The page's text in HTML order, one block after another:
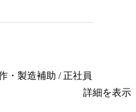
・製造補助 / 正社員
詳細を表示